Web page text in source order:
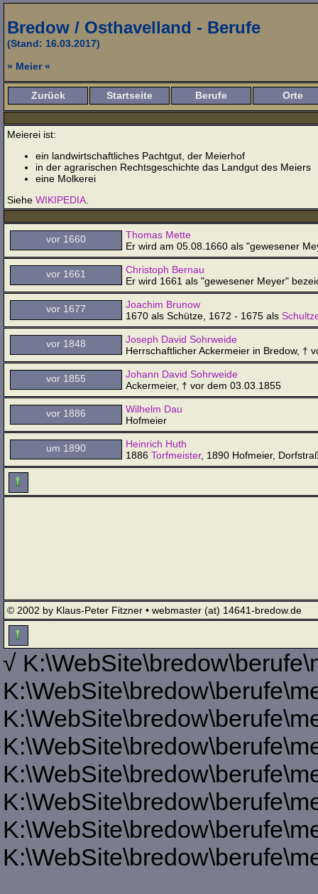
Bredow / Osthavelland - Berufe
(Stand: 16.03.2017)
» Meier «
Zurück Startseite Berufe Orte
Meierei ist:
ein landwirtschaftliches Pachtgut, der Meierhof
in der agrarischen Rechtsgeschichte das Landgut des Meiers
eine Molkerei
Siehe WIKIPEDIA
vor 1660
Thomas Mette
Er wird am 05.08.1660 als "gewesener
vor 1661
Christoph Bernau
Er wird 1661 als "gewesener Meyer"
vor 1677
Joachim Brunow
1670 als Schütze, 1672 - 1675 als
vor 1848
Joseph David Sohrweide
Herrschaftlicher Ackermeier in Bredow, †
vor 1855
Johann David Sohrweide
Ackermeier, † vor dem 03.03.1855
vor 1886
Wilhelm Dau
Hofmeier
um 1890
Heinrich Huth
1886 Torfmeister, 1890 Hofmeier,
© 2002 by Klaus-Peter Fitzner • webmaster (at) 14641-bredow.de
√